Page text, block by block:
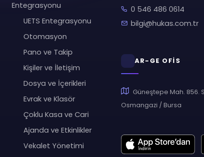
Entegrasyonu
UETS Entegrasyonu
Otomasyon
Pano ve Takip
Kişiler ve İletişim
Dosya ve İçerikleri
Evrak ve Klasör
Çoklu Kasa ve Cari
Ajanda ve Etkinlikler
Vekalet Yönetimi
0 546 486 0614
bilgi@hukas.com.tr
AR-GE OFİS
Güneştepe Mah. 856.
Osmangazi / Bursa